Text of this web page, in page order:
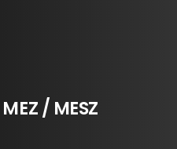
MEZ/ MESZ